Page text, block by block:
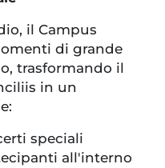
il Campus
di grande
trasformando il
in un
speciali
all'interno